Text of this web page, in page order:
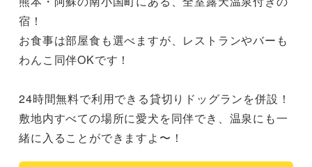
宿！
お食事は部屋食も選べますが、レストランやバーも
わんこ同伴OKです！
24時間無料で利用できる貸切りドッグランを併設！
敷地内すべての場所に愛犬を同伴でき、温泉にも一
緒に入ることができますよ〜！